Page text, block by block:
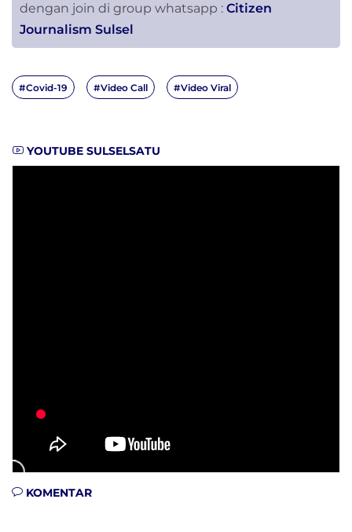
dengan join di group whatsapp : Citizen
Journalism Sulsel
#Covid-19 #Video Call #Video Viral
YOUTUBE SULSELSATU
KOMENTAR